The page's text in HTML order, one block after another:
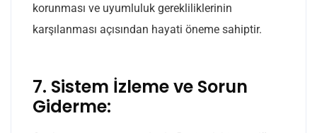
korunması ve uyumluluk gerekliliklerinin
karşılanması açısından hayati öneme sahiptir.
7. Sistem İzleme ve Sorun
Giderme: